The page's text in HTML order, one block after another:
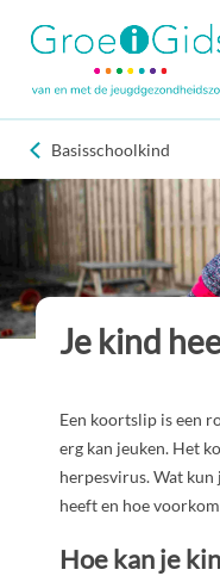
Basisschoolkind
Je kind
Een koortslip is een
erg kan jeuken. Het
herpesvirus. Wat
heeft en hoe
Hoe kan je